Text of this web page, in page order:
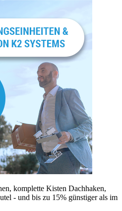
komplette Kisten Dachhaken,
- und bis zu 15% günstiger als im